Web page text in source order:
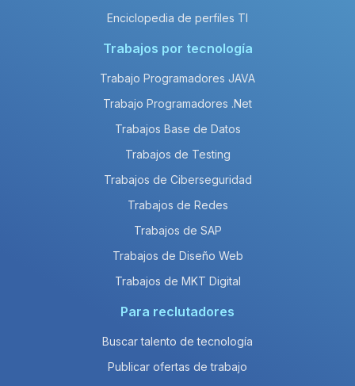
Enciclopedia de perfiles TI
Trabajos por tecnología
Trabajo Programadores JAVA
Trabajo Programadores .Net
Trabajos Base de Datos
Trabajos de Testing
Trabajos de Ciberseguridad
Trabajos de Redes
Trabajos de SAP
Trabajos de Diseño Web
Trabajos de MKT Digital
Para reclutadores
Buscar talento de tecnología
Publicar ofertas de trabajo